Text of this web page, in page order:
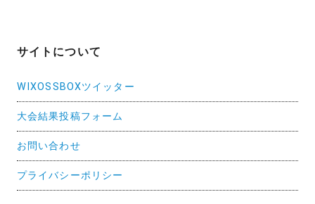
サイトについて
WIXOSSBOXツイッター
大会結果投稿フォーム
お問い合わせ
プライバシーポリシー